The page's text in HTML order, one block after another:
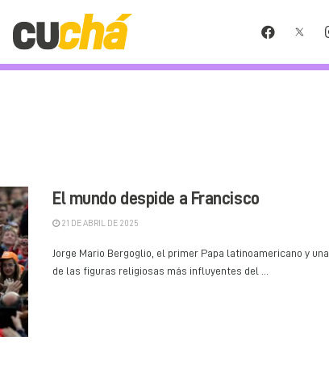
El mundo despide a Francisco
21 DE ABRIL DE 2025
Jorge Mario Bergoglio, el primer Papa latinoamericano y una
de las figuras religiosas más influyentes del ...